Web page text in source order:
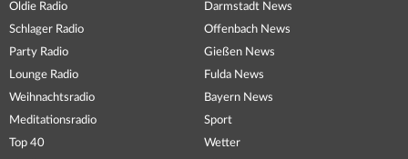
Oldie Radio
Schlager Radio
Party Radio
Lounge Radio
Weihnachtsradio
Meditationsradio
Top 40
Darmstadt News
Offenbach News
Gießen News
Fulda News
Bayern News
Sport
Wetter